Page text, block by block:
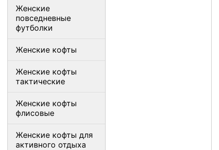
Женские
повседневные
футболки
Женские кофты
Женские кофты
тактические
Женские кофты
флисовые
Женские кофты для
активного отдыха